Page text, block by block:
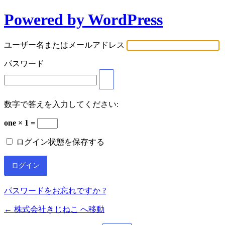
Powered by WordPress
ユーザー名またはメールアドレス
パスワード
数字で答えを入力してください:
one × 1 =
ログイン状態を保存する
パスワードをお忘れですか ?
← 株式会社きじねこ へ移動